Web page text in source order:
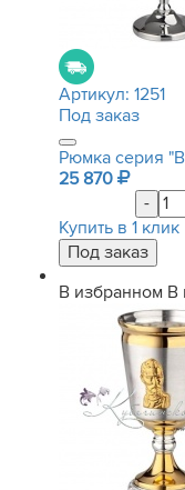
Артикул: 1251
Под заказ
Рюмка серия
25 870
-
Купить в 1 клик
В избранном В